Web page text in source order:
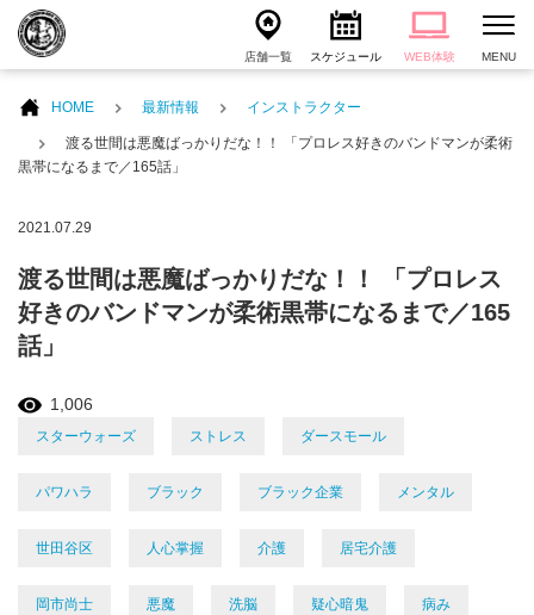
店舗一覧 スケジュール WEB体験 MENU
HOME 最新情報 インストラクター
渡る世間は悪魔ばっかりだな！！ 「プロレス好きのバンドマンが柔術
黒帯になるまで／165話」
2021.07.29
渡る世間は悪魔ばっかりだな！！ 「プロレス
好きのバンドマンが柔術黒帯になるまで／165
話」
1,006
スターウォーズ ストレス ダースモール
パワハラ ブラック ブラック企業 メンタル
世田谷区 人心掌握 介護 居宅介護
岡市尚士 悪魔 洗脳 疑心暗鬼 病み